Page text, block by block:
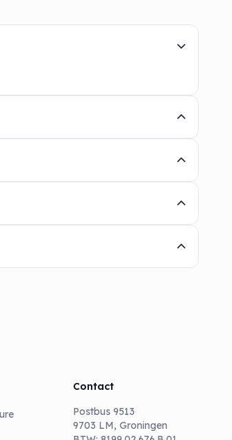
Contact
Postbus 9513
9703 LM, Groningen